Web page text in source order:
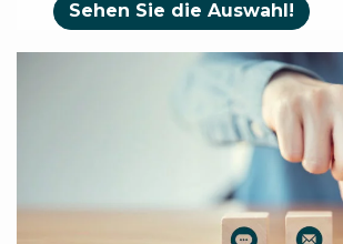
Sehen Sie die Auswahl!